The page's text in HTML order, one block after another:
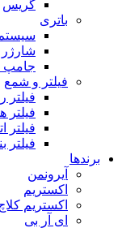
گریس
باتری
شارژر
جامپ
فیلتر و شمع
فیلتر
فیلتر
فیلتر
فیلتر
برندها
آیرونمن
اکستریم
اکستریم
ای آر بی